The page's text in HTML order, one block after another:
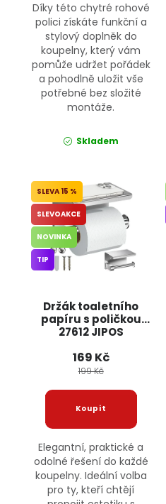
Díky této chytré rohové
polici získáte funkční a
stylový doplněk do
koupelny, který vám
pomůže udržet pořádek
a pohodlně uložit vše
potřebné bez složité
montáže.
Skladem
Držák toaletního
papíru s poličkou
27612 JIPOS
15 %
SLEVOAKCE
NOVINKA
TIP
169 Kč
199 Kč
Elegantní, praktické a
odolné řešení do každé
koupelny. Ideální volba
pro ty, kteří chtějí